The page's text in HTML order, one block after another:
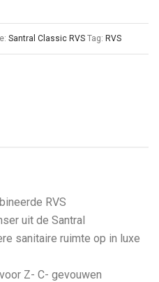
Santral Classic RVS Tag: RVS
RVS
uit de Santral
sanitaire ruimte op in luxe
Z- C- gevouwen